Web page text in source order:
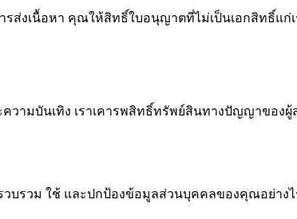
ส่งเนื้อหา คุณให้สิทธิ์ใบอนุญาตที่ไม่เป็นเอกสิทธิ์แก่
ามบันเทิง เราเคารพสิทธิ์ทรัพย์สินทางปัญญาของผู้
บรวม ใช้ และปกป้องข้อมูลส่วนบุคคลของคุณอย่าง